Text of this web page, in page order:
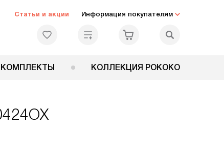
Статьи и акции Информация покупателям
КОМПЛЕКТЫ КОЛЛЕКЦИЯ РОКОКО